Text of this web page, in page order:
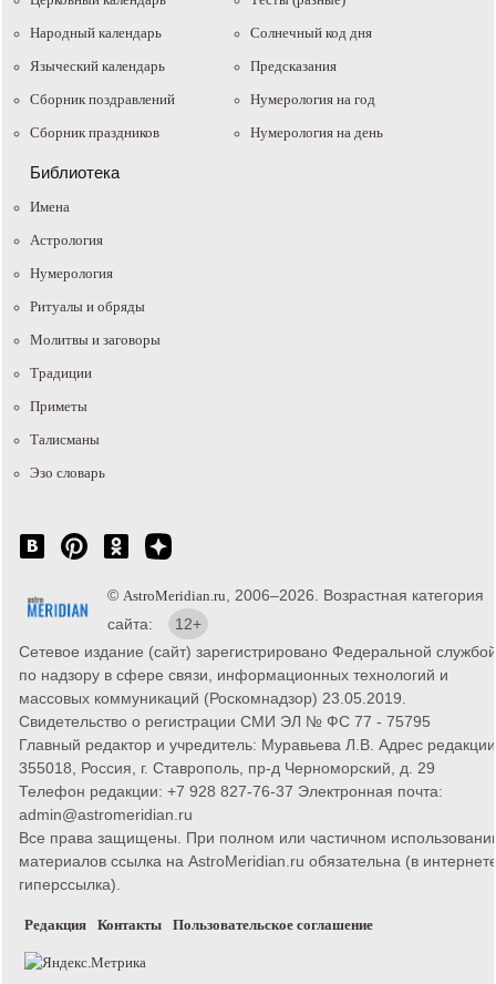
Народный календарь
Языческий календарь
Сборник поздравлений
Сборник праздников
Солнечный код дня
Предсказания
Нумерология на год
Нумерология на день
Библиотека
Имена
Астрология
Нумерология
Ритуалы и обряды
Молитвы и заговоры
Традиции
Приметы
Талисманы
Эзо словарь
© AstroMeridian.ru, 2006–2026. Возрастная категория
сайта:
12+
Сетевое издание (сайт) зарегистрировано Федеральной службой
по надзору в сфере связи, информационных технологий и
массовых коммуникаций (Роскомнадзор) 23.05.2019.
Свидетельство о регистрации СМИ ЭЛ № ФС 77 - 75795
Главный редактор и учредитель: Муравьева Л.В. Адрес
355018, Россия, г. Ставрополь, пр-д Черноморский, д. 29
Телефон редакции: +7 928 827-76-37 Электронная почта:
admin@astromeridian.ru
Все права защищены. При полном или частичном
материалов ссылка на AstroMeridian.ru обязательна (в
гиперссылка).
Редакция Контакты Пользовательское соглашение